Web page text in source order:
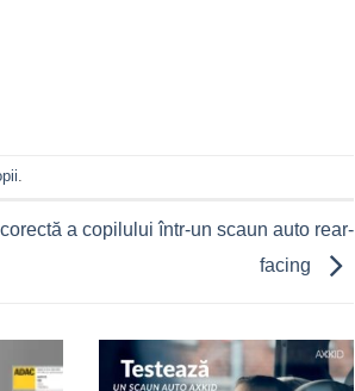
a copilului într-un scaun auto rear-
facing